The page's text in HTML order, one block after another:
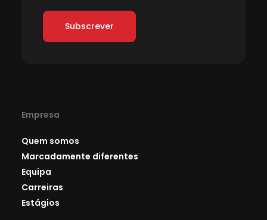
Subscrever
Empresa
Quem somos
Marcadamente diferentes
Equipa
Carreiras
Estágios